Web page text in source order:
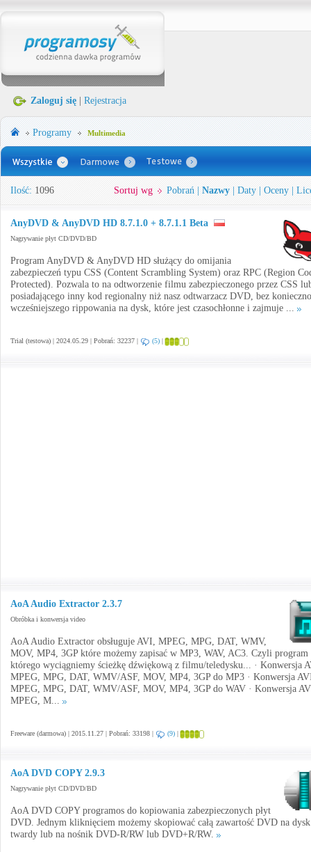
Zaloguj się Rejestracja
Programy Multimedia
Ilość: 1096 Sortuj wg Pobrań Nazwy Daty Oceny
AnyDVD & AnyDVD HD 8.7.1.0 + 8.7.1.1 Beta
Nagrywanie płyt CD/DVD/BD
Program AnyDVD & AnyDVD HD służący do omijania
zabezpieczeń typu CSS (Content Scrambling System) oraz RPC (Region
Protected). Pozwala to na odtworzenie filmu zabezpieczonego przez CSS
posiadającego inny kod regionalny niż nasz odtwarzacz DVD, bez
wcześniejszego rippowania na dysk, które jest czasochłonne i zajmuje ...
Trial (testowa) | 2024.05.29 | Pobrań: 32237 | (5) |
AoA Audio Extractor 2.3.7
Obróbka i konwersja video
AoA Audio Extractor obsługuje AVI, MPEG, MPG, DAT, WMV,
MOV, MP4, 3GP które możemy zapisać w MP3, WAV, AC3. Czyli program
którego wyciągniemy ścieżkę dźwiękową z filmu/teledysku... · Konwersja
MPEG, MPG, DAT, WMV/ASF, MOV, MP4, 3GP do MP3 · Konwersja
MPEG, MPG, DAT, WMV/ASF, MOV, MP4, 3GP do WAV · Konwersja
MPEG, M...
Freeware (darmowa) | 2015.11.27 | Pobrań: 33198 | (9) |
AoA DVD COPY 2.9.3
Nagrywanie płyt CD/DVD/BD
AoA DVD COPY programos do kopiowania zabezpieczonych płyt
DVD. Jednym kliknięciem możemy skopiować całą zawartość DVD na dysk
twardy lub na nośnik DVD-R/RW lub DVD+R/RW.